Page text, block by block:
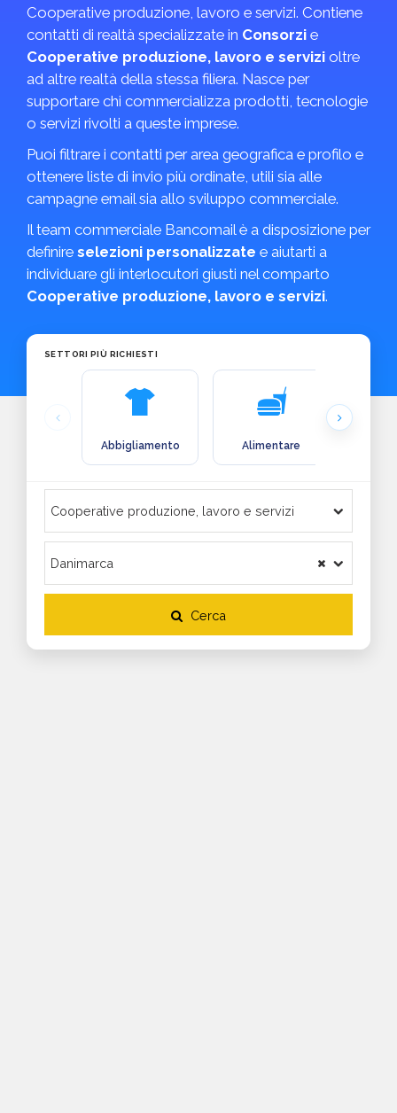
Cooperative produzione, lavoro e servizi. Contiene
contatti di realtà specializzate in Consorzi e
Cooperative produzione, lavoro e servizi oltre
ad altre realtà della stessa filiera. Nasce per
supportare chi commercializza prodotti, tecnologie
o servizi rivolti a queste imprese.
Puoi filtrare i contatti per area geografica e profilo e
ottenere liste di invio più ordinate, utili sia alle
campagne email sia allo sviluppo commerciale.
Il team commerciale Bancomail è a disposizione per
definire selezioni personalizzate e aiutarti a
individuare gli interlocutori giusti nel comparto
Cooperative produzione, lavoro e servizi.
SETTORI PIÙ RICHIESTI
Abbigliamento Alimentare
Cerca